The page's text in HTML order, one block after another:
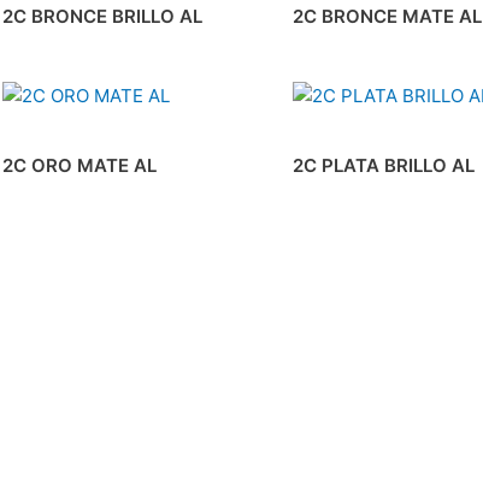
2C BRONCE BRILLO AL 2C BRONCE MATE AL
2C ORO MATE AL 2C PLATA BRILLO AL